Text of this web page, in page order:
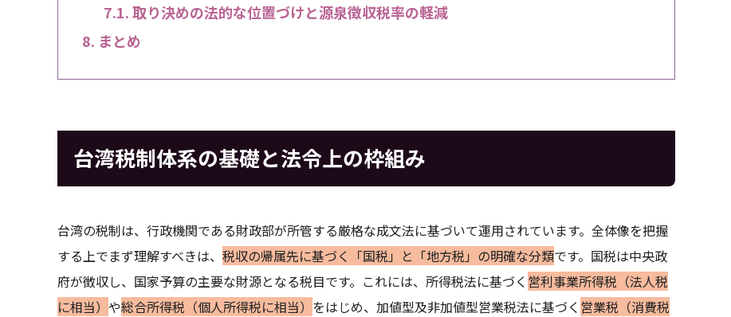
取り決めの法的な位置づけと源泉徴収税率の軽減
まとめ
台湾税制体系の基礎と法令上の枠組み
台湾の税制は、行政機関である財政部が所管する厳格な成文法に基づいて運用されています。全体像を把握
する上でまず理解すべきは、 税収の帰属先に基づく「国税」と「地方税」の明確な分類です。国税は中央政
府が徴収し、国家予算の主要な財源となる税目です。これには、所得税法に基づく 営利事業所得税（法人税
に相当） や総合所得税（個人所得税に相当） をはじめ、加値型及非加値型営業税法に基づく 営業税（消費税